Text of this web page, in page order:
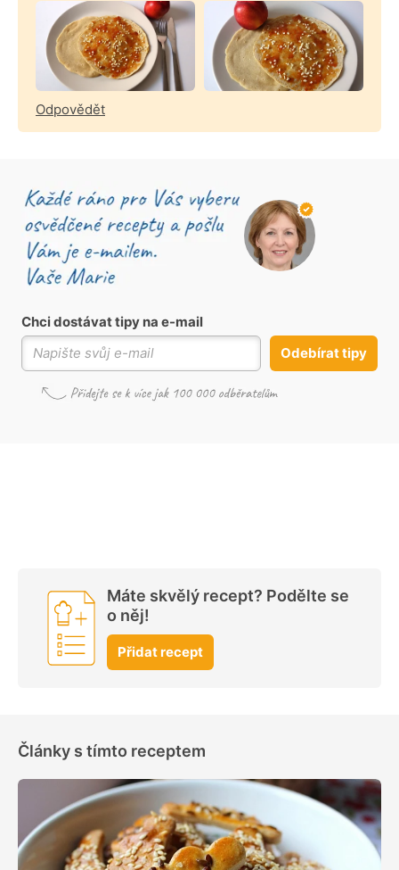
Odpovědět
Chci dostávat tipy na e-mail
Odebírat tipy
Máte skvělý recept? Podělte se
o něj!
Přidat recept
Články s tímto receptem